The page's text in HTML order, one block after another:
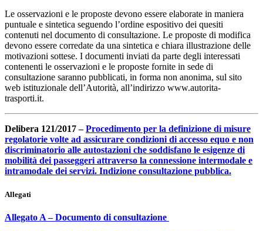
Le osservazioni e le proposte devono essere elaborate in maniera
puntuale e sintetica seguendo l’ordine espositivo dei quesiti
contenuti nel documento di consultazione. Le proposte di modifica
devono essere corredate da una sintetica e chiara illustrazione delle
motivazioni sottese. I documenti inviati da parte degli interessati
contenenti le osservazioni e le proposte fornite in sede di
consultazione saranno pubblicati, in forma non anonima, sul sito
web istituzionale dell’Autorità, all’indirizzo www.autorita-
trasporti.it.
Delibera 121/2017 – Procedimento per la definizione di misure
regolatorie volte ad assicurare condizioni di accesso equo e non
discriminatorio alle autostazioni che soddisfano le esigenze di
mobilità dei passeggeri attraverso la connessione intermodale e
intramodale dei servizi. Indizione consultazione pubblica.
Allegati
Allegato A – Documento di consultazione